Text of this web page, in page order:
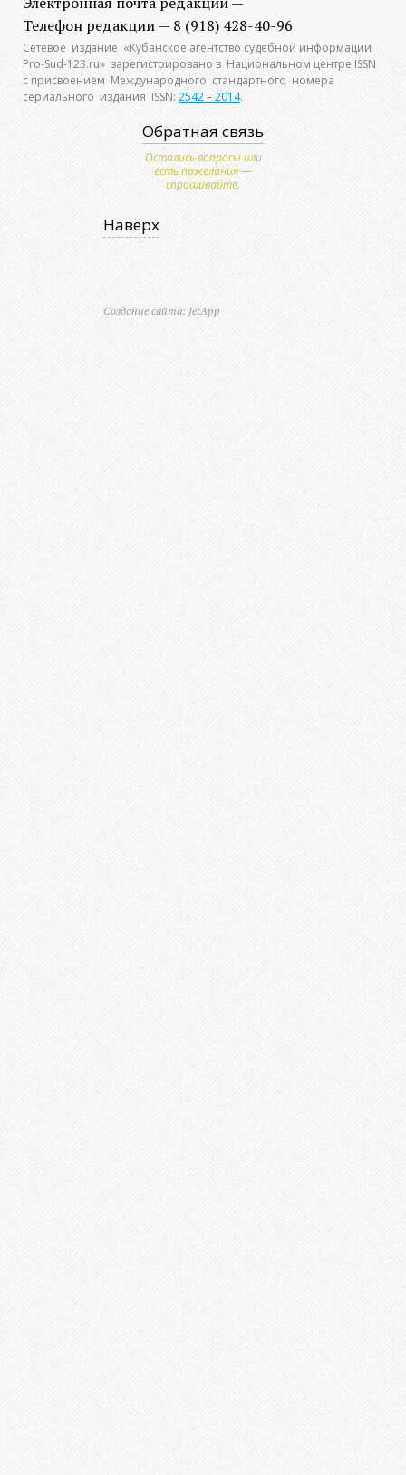
Телефон редакции — 8 (918) 428-40-96
Сетевое издание «Кубанское агентство судебной информации
Pro-Sud-123.ru» зарегистрировано в Национальном центре ISSN
с присвоением Международного стандартного номера
сериального издания ISSN: 2542 – 2014.
Обратная связь
Остались вопросы или
есть пожелания —
спрашивайте.
Наверх
Создание сайта: JetApp